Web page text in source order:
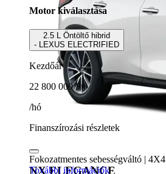
NX ELEGANCE
Motor kiválasztása
2.5 L Öntöltő hibrid
- LEXUS ELECTRIFIED
Kezdőár
22 800 000 Ft
/hó
Finanszírozási részletek
Fokozatmentes sebességváltó | 4X4
További információk